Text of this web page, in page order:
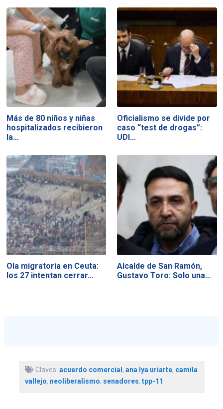
Más de 80 niños y niñas
hospitalizados recibieron
la…
Oficialismo se divide por
caso “test de drogas”:
UDI…
Ola migratoria en Ceuta:
los 27 intentan cerrar…
Alcalde de San Ramón,
Gustavo Toro: Solo una…
Claves: acuerdo comercial, ana lya uriarte, camila
vallejo, neoliberalismo, senadores, tpp-11